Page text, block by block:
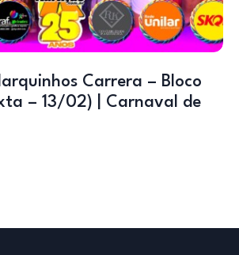
Carrera – Bloco
– 13/02) | Carnaval de